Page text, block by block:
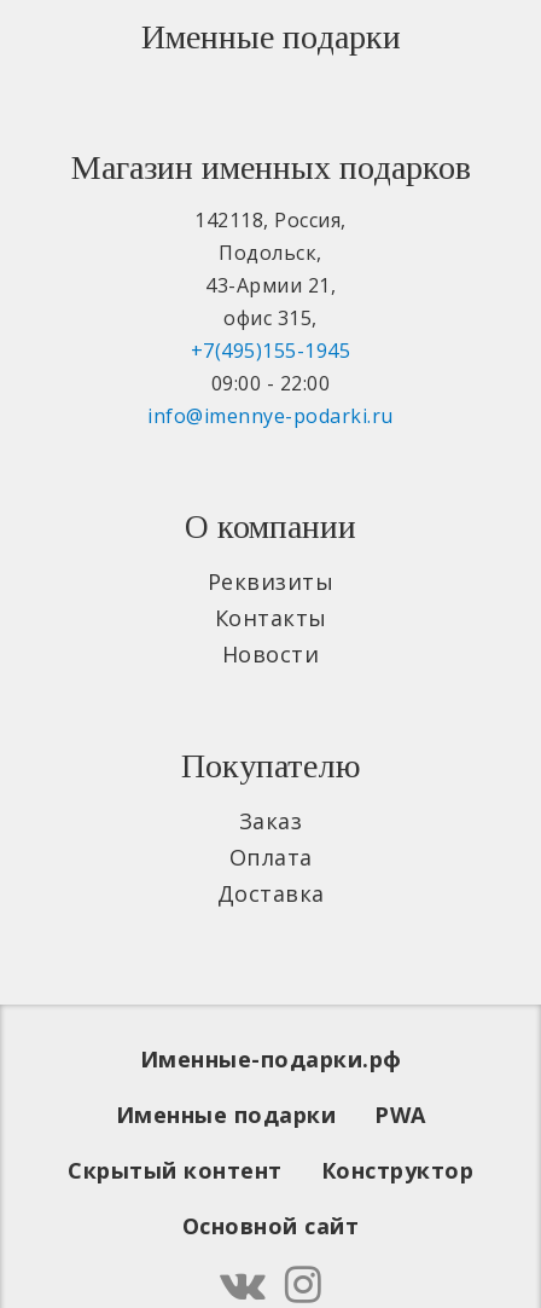
Именные подарки
Магазин именных подарков
142118, Россия,
Подольск,
43-Армии 21 ,
офис 315,
+7(495)155-1945
09:00 - 22:00
info@imennye-podarki.ru
О компании
Реквизиты
Контакты
Новости
Покупателю
Заказ
Оплата
Доставка
Именные-подарки.рф
Именные подарки
PWA
Скрытый контент
Конструктор
Основной сайт